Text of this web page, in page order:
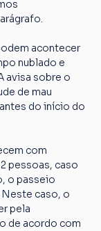
acontecer
nublado e
avisa sobre o
de mau
do início do
com
pessoas, caso
o passeio
caso, o
pela
de acordo com